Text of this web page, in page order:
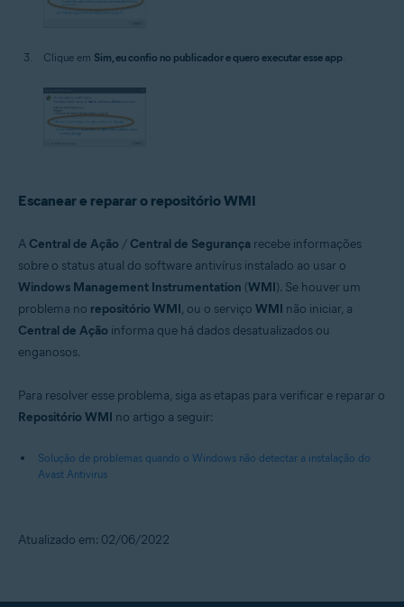
Clique em Sim, eu confio no publicador e quero executar esse app
Escanear e reparar o repositório WMI
A Central de Ação / Central de Segurança recebe informações
sobre o status atual do software antivírus instalado ao usar o
Windows Management Instrumentation (WMI). Se houver um
problema no repositório WMI, ou o serviço WMI não iniciar, a
Central de Ação informa que há dados desatualizados ou
enganosos.
Para resolver esse problema, siga as etapas para verificar e reparar o
Repositório WMI no artigo a seguir:
Solução de problemas quando o Windows não detectar a instalação do
Avast Antivirus
Atualizado em: 02/06/2022